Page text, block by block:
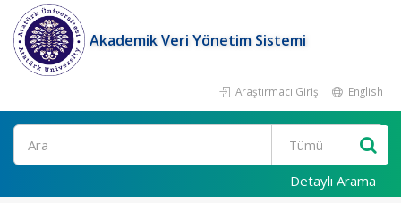
Akademik Veri Yönetim Sistemi
Araştırmacı Girişi English
Ara
Detaylı Arama